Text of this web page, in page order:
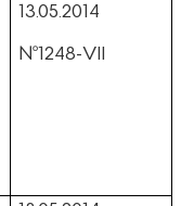
13.05.2014
№1248-VII